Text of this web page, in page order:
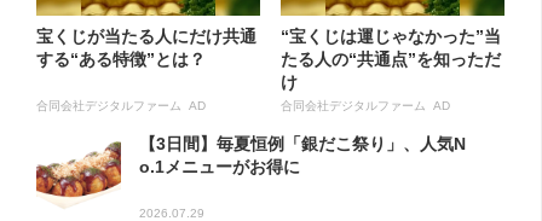
宝くじが当たる人にだけ共通
する“ある特徴”とは？
合同会社デジタルファーム AD
“宝くじは運じゃなかった”当
たる人の“共通点”を知っただ
け
合同会社デジタルファーム AD
【3日間】毎夏恒例「銀だこ祭り」、人気N
o.1メニューがお得に
2026.07.29